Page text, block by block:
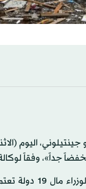
اليوم
جداً»، وفقاً
وقال